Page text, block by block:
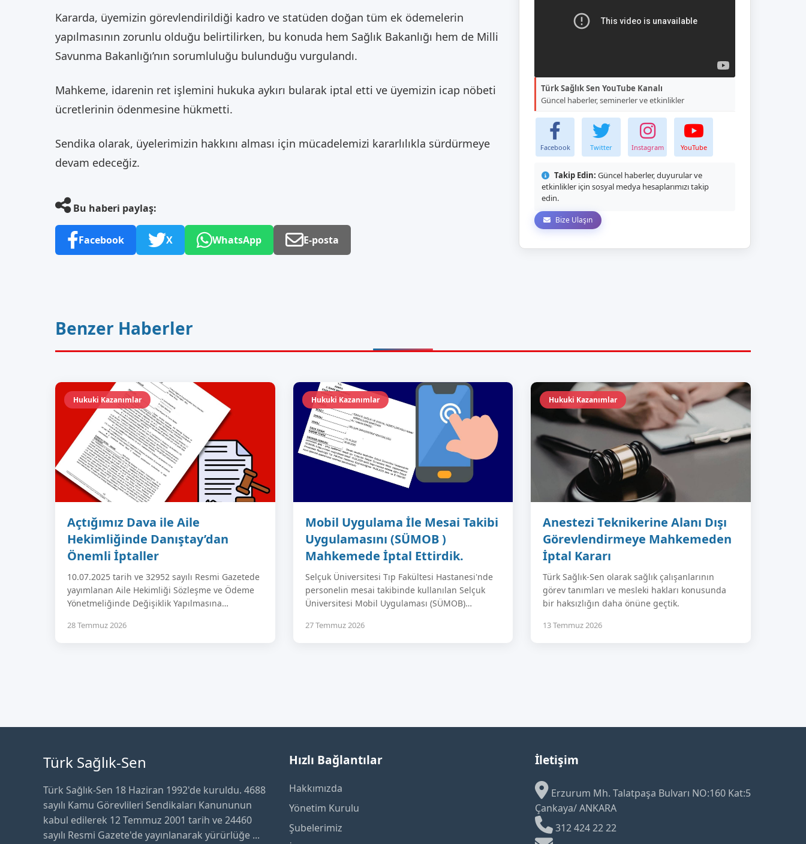
Kararda, üyemizin görevlendirildiği kadro ve statüden doğan tüm ek ödemelerin
yapılmasının zorunlu olduğu belirtilirken, bu konuda hem Sağlık Bakanlığı hem de Milli
Savunma Bakanlığı’nın sorumluluğu bulunduğu vurgulandı.
Mahkeme, idarenin ret işlemini hukuka aykırı bularak iptal etti ve üyemizin icap nöbeti
ücretlerinin ödenmesine hükmetti.
Sendika olarak, üyelerimizin hakkını alması için mücadelemizi kararlılıkla sürdürmeye
devam edeceğiz.
Bu haberi paylaş:
Facebook X WhatsApp E-posta
Türk Sağlık Sen YouTube Kanalı
Güncel haberler, seminerler ve etkinlikler
Facebook Twitter Instagram YouTube
Takip Edin: Güncel haberler, duyurular ve
etkinlikler için sosyal medya hesaplarımızı takip
edin.
Bize Ulaşın
Benzer Haberler
Hukuki Kazanımlar
Açtığımız Dava ile Aile
Hekimliğinde Danıştay’dan
Önemli İptaller
10.07.2025 tarih ve 32952 sayılı Resmi Gazetede
yayımlanan Aile Hekimliği Sözleşme ve Ödeme
Yönetmeliğinde Değişiklik Yapılmasına…
28 Temmuz 2026
Hukuki Kazanımlar
Mobil Uygulama İle Mesai Takibi
Uygulamasını (SÜMOB )
Mahkemede İptal Ettirdik.
Selçuk Üniversitesi Tıp Fakültesi Hastanesi'nde
personelin mesai takibinde kullanılan Selçuk
Üniversitesi Mobil Uygulaması (SÜMOB)…
27 Temmuz 2026
Hukuki Kazanımlar
Anestezi Teknikerine Alanı Dışı
Görevlendirmeye Mahkemeden
İptal Kararı
Türk Sağlık-Sen olarak sağlık çalışanlarının
görev tanımları ve mesleki hakları konusunda
bir haksızlığın daha önüne geçtik.
13 Temmuz 2026
Türk Sağlık-Sen
Türk Sağlık-Sen 18 Haziran 1992'de kuruldu. 4688
sayılı Kamu Görevlileri Sendikaları Kanununun
kabul edilerek 12 Temmuz 2001 tarih ve 24460
sayılı Resmi Gazete'de yayınlanarak yürürlüğe ...
Hızlı Bağlantılar
Hakkımızda
Yönetim Kurulu
Şubelerimiz
İletişim
Erzurum Mh. Talatpaşa Bulvarı NO:160 Kat:5
Çankaya/ ANKARA
312 424 22 22